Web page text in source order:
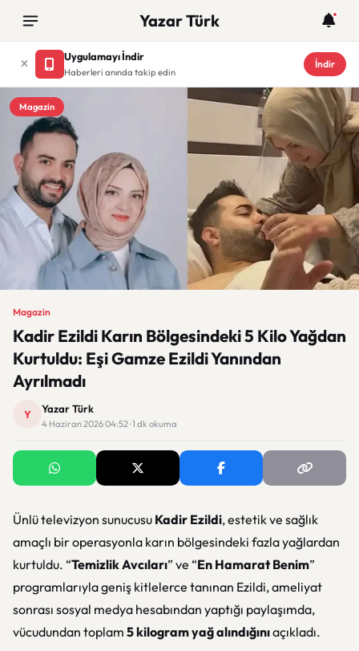
Yazar Türk
Uygulamayı İndir
Haberleri anında takip edin
İndir
Magazin
Magazin
Kadir Ezildi Karın Bölgesindeki 5 Kilo Yağdan
Kurtuldu: Eşi Gamze Ezildi Yanından
Ayrılmadı
Y Yazar Türk
4 Haziran 2026 04:52 · 1 dk okuma
Ünlü televizyon sunucusu Kadir Ezildi, estetik ve sağlık
amaçlı bir operasyonla karın bölgesindeki fazla yağlardan
kurtuldu. “Temizlik Avcıları” ve “En Hamarat Benim”
programlarıyla geniş kitlelerce tanınan Ezildi, ameliyat
sonrası sosyal medya hesabından yaptığı paylaşımda,
vücudundan toplam 5 kilogram yağ alındığınıaçıkladı.